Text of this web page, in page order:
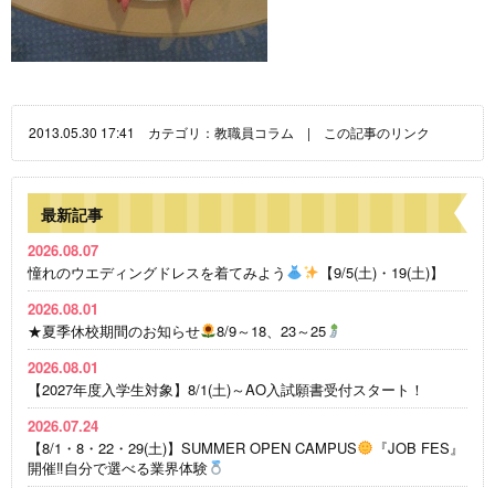
2013.05.30 17:41 カテゴリ： 教職員コラム | この記事のリンク
最新記事
2026.08.07
憧れのウエディングドレスを着てみよう
【9/5(土)・19(土)】
2026.08.01
★夏季休校期間のお知らせ
8/9～18、23～25
2026.08.01
【2027年度入学生対象】8/1(土)～AO入試願書受付スタート！
2026.07.24
【8/1・8・22・29(土)】SUMMER OPEN CAMPUS
『JOB FES』
開催‼自分で選べる業界体験